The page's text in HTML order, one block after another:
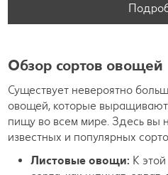
Обзор сортов овощей
Существует невероятно
овощей, которые
пищу во всем мире. Здесь вы
известных и популярных
Листовые овощи: К